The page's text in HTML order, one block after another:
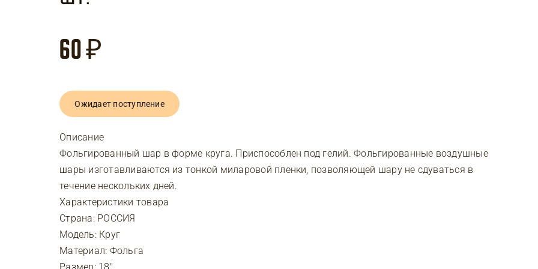
60₽
Ожидает поступление
Описание
Фольгированный шар в форме круга. Приспособлен под гелий. Фольгированные воздушные
шары изготавливаются из тонкой миларовой пленки, позволяющей шару не сдуваться в
течение нескольких дней.
Характеристики товара
Страна: РОССИЯ
Модель: Круг
Материал: Фольга